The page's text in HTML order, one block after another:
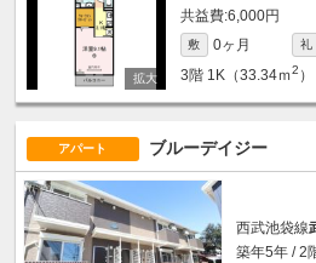
6,000円
敷 0ヶ月 礼
3階 1K（33.34ｍ2 ）
アパート ブルーデイジー
西武池袋線
築年5年 / 2